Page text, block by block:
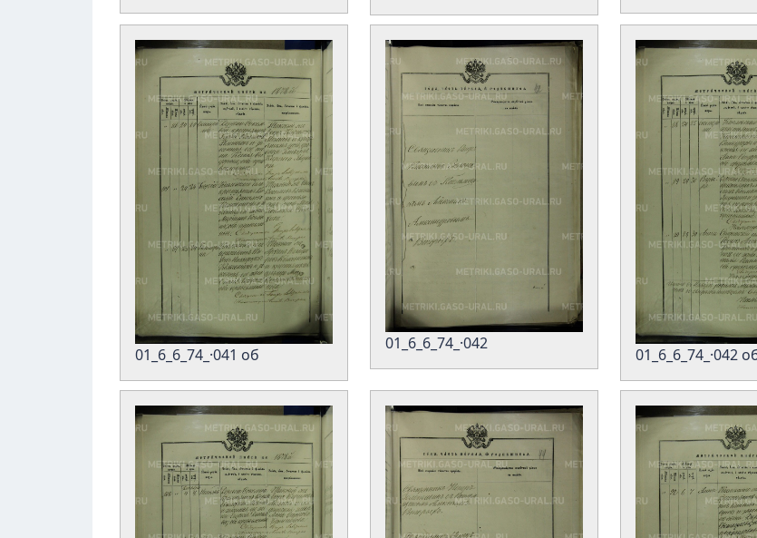
01_6_6_74_·041 об
01_6_6_74_·042
01_6_6_74_·042